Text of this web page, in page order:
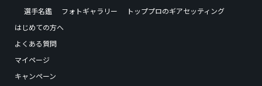
選手名鑑
フォトギャラリー
トッププロのギアセッティング
はじめての方へ
よくある質問
マイページ
キャンペーン